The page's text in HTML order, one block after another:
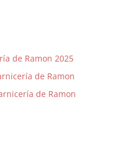
de Ramon 2025
de Ramon
de Ramon